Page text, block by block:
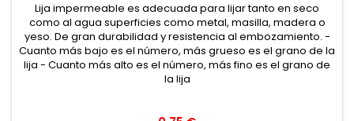
Lija impermeable es adecuada para lijar tanto en seco
como al agua superficies como metal, masilla, madera o
yeso. De gran durabilidad y resistencia al embozamiento. -
Cuanto más bajo es el número, más grueso es el grano de la
lija - Cuanto más alto es el número, más fino es el grano de
la lija